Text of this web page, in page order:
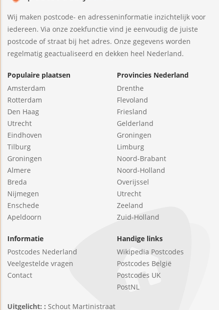
Wij maken postcode- en adresseninformatie inzichtelijk voor
iedereen. Via onze zoekfunctie vind je eenvoudig de juiste
postcode of straat bij het adres. Onze gegevens worden
regelmatig geactualiseerd en dekken heel Nederland.
Populaire plaatsen
Amsterdam
Rotterdam
Den Haag
Utrecht
Eindhoven
Tilburg
Groningen
Almere
Breda
Nijmegen
Enschede
Apeldoorn
Provincies Nederland
Drenthe
Flevoland
Friesland
Gelderland
Groningen
Limburg
Noord-Brabant
Noord-Holland
Overijssel
Utrecht
Zeeland
Zuid-Holland
Informatie
Postcodes Nederland
Veelgestelde vragen
Contact
Handige links
Wikipedia Postcodes
Postcodes België
Postcodes UK
PostNL
Uitgelicht: : Schout Martinistraat